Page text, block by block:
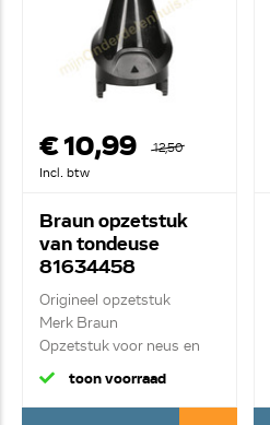
€ 10,99
12,50
Incl. btw
Braun opzetstuk
van tondeuse
81634458
Origineel opzetstuk
Merk Braun
Opzetstuk voor neus en
oren
toon voorraad